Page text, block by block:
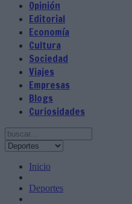
Opinión
Editorial
Economía
Cultura
Sociedad
Viajes
Empresas
Blogs
Curiosidades
Inicio
Deportes